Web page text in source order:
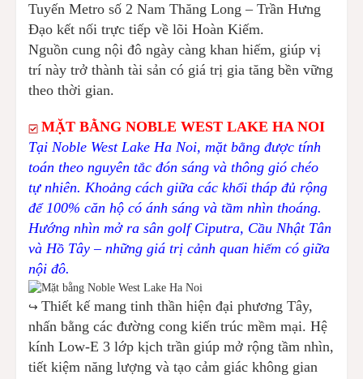
Tuyến Metro số 2 Nam Thăng Long – Trần Hưng
Đạo kết nối trực tiếp về lõi Hoàn Kiếm.
Nguồn cung nội đô ngày càng khan hiếm, giúp vị
trí này trở thành tài sản có giá trị gia tăng bền vững
theo thời gian.
MẶT BẰNG NOBLE WEST LAKE HA NOI
Tại Noble West Lake Ha Noi, mặt bằng được tính
toán theo nguyên tắc đón sáng và thông gió chéo
tự nhiên. Khoảng cách giữa các khối tháp đủ rộng
để 100% căn hộ có ánh sáng và tầm nhìn thoáng.
Hướng nhìn mở ra sân golf Ciputra, Cầu Nhật Tân
và Hồ Tây – những giá trị cảnh quan hiếm có giữa
nội đô.
↪️Thiết kế mang tinh thần hiện đại phương Tây,
nhấn bằng các đường cong kiến trúc mềm mại. Hệ
kính Low-E 3 lớp kịch trần giúp mở rộng tầm nhìn,
tiết kiệm năng lượng và tạo cảm giác không gian